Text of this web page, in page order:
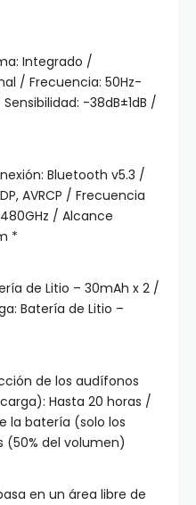
Integrado /
/ Frecuencia: 50Hz-
-38dB±1dB /
Bluetooth v5.3 /
AVRCP / Frecuencia
/ Alcance
*
de Litio – 30mAh x 2 /
Batería de Litio –
de los audífonos
Hasta 20 horas /
la batería (solo los
(50% del volumen)
en un área libre de